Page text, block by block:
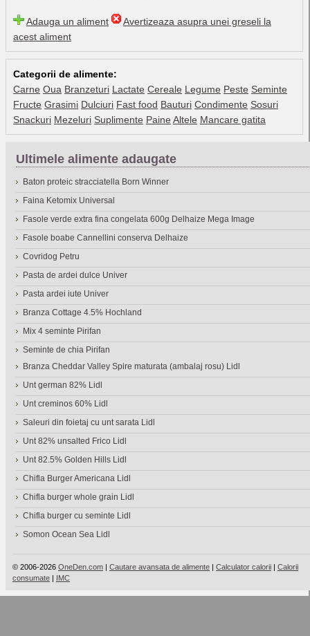
Adauga un aliment
Avertizeaza asupra unei greseli la
acest aliment
Categorii de alimente:
Carne Oua Branzeturi Lactate Cereale Legume Peste Seminte
Fructe Grasimi Dulciuri Fast food Bauturi Condimente Sosuri
Snackuri Mezeluri Suplimente Paine Altele Mancare gatita
Ultimele alimente adaugate
Baton proteic stracciatella Born Winner
Faina Ketomix Universal
Fasole verde extra fina congelata 600g Delhaize Mega Image
Fasole boabe Cannellini conserva Delhaize
Covridog Petru
Pasta de ardei dulce Univer
Pasta ardei iute Univer
Branza Cottage 4.5% Hochland
Mix 4 seminte Pirifan
Seminte de chia Pirifan
Branza Cheddar Valley Spire maturata (ambalaj rosu) Lidl
Unt german 82% Lidl
Unt creminos 60% Lidl
Saleuri din foietaj cu unt sarata Lidl
Unt 82% unsalted Frico Lidl
Unt 82.5% Golden Hills Lidl
Chifla Burger Americana Lidl
Chifla burger whole grain Lidl
Chifla burger cu seminte Lidl
Somon Ocean Sea Lidl
© 2006-2026 OneDen.com | Cautare avansata de alimente | Calculator calorii | Calorii
consumate | IMC